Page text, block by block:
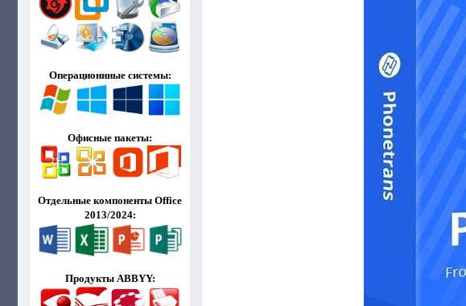
Операционнные системы:
Офисные пакеты:
Отдельные компоненты Office
2013/2024:
Продукты ABBYY: